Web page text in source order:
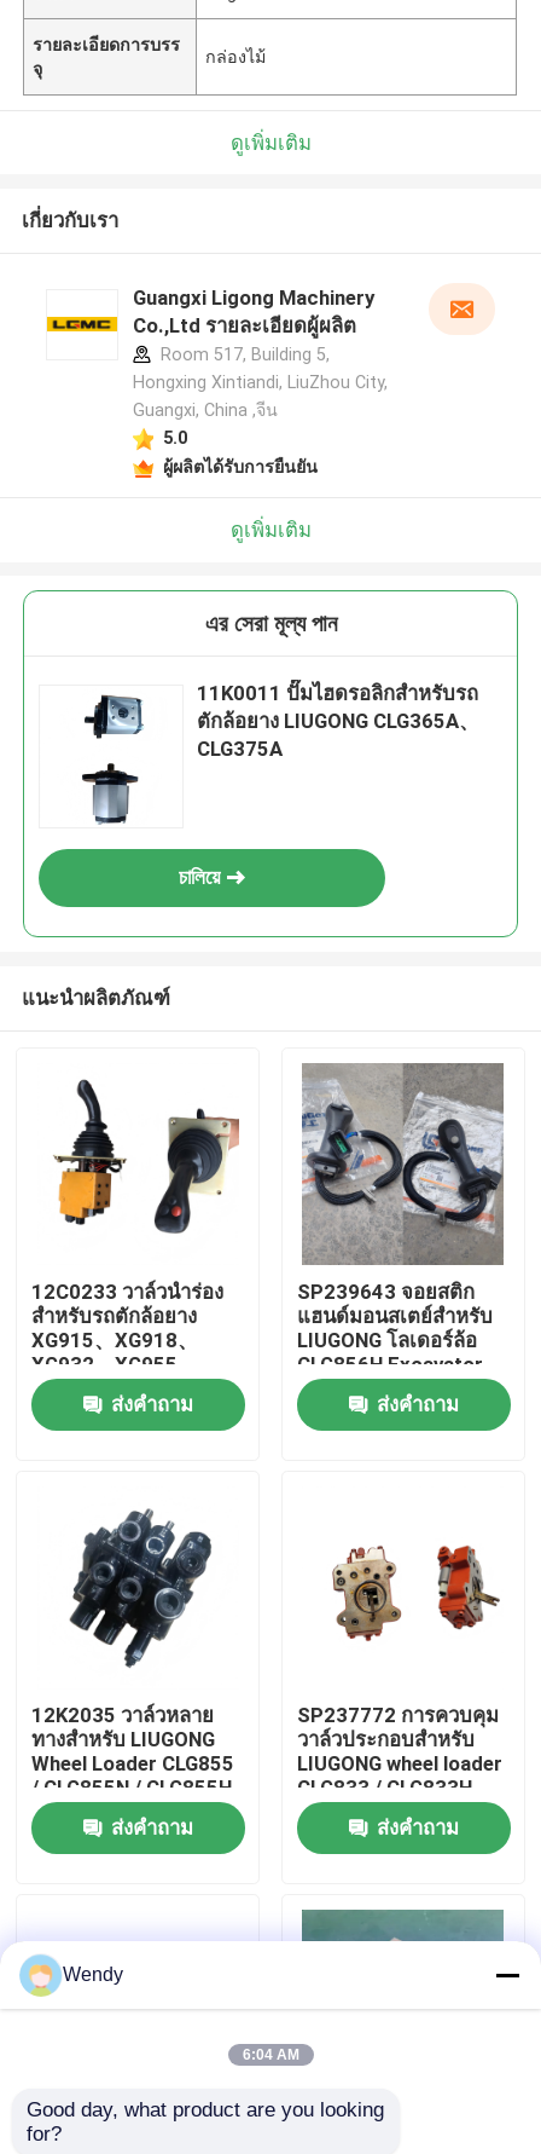
สินค้า
วิดีโอ
ทัวร์โรงงาน
ควบคุมคุณภาพ
ข่าว
บล็อก
รายละเอียดการบรร
จุ
กล่องไม้
ดูเพิ่มเติม
เกี่ยวกับเรา
Guangxi Ligong Machinery
Co.,Ltd รายละเอียดผู้ผลิต
Room 517, Building 5,
Hongxing Xintiandi, LiuZhou City,
Guangxi, China ,จีน
5.0
ผู้ผลิตได้รับการยืนยัน
ดูเพิ่มเติม
এর সেরা মূল্য পান
11K0011 ปั๊มไฮดรอลิกสำหรับรถ
ตักล้อยาง LIUGONG CLG365A、
CLG375A
চালিয়ে
แนะนำผลิตภัณฑ์
12C0233 วาล์วนำร่อง
สำหรับรถตักล้อยาง
XG915、XG918、
XG932、XG955、
XG962、XG982 อะไหล่
ส่งคำถาม
SP239643 จอยสติก
แฮนด์มอนสเตย์สําหรับ
LIUGONG โลเดอร์ล้อ
CLG856H Excavator
CLG920D、
CLG922D、CLG925D
CLG933E、CLG936D、
ส่งคำถาม
12K2035 วาล์วหลาย
ทางสําหรับ LIUGONG
Wheel Loader CLG855
/ CLG855N / CLG855H
CLG856 / CLG856H
CLG50CN / CLG50C
ส่งคำถาม
SP237772 การควบคุม
วาล์วประกอบสําหรับ
LIUGONG wheel loader
CLG833 / CLG833H
CLG835 / CLG835H
ส่งคำถาม
SP161058 รองรับ
Wendy
6:04 AM
Good day, what product are you looking
for?